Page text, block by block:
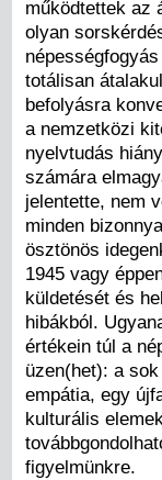
működtettek az
olyan
totálisan
befolyásra
a nemzetközi
nyelvtudás
számára
jelentette, nem
minden
ösztönös
1945 vagy
küldetését és
hibákból.
értékein túl a
üzen(het): a
empátia, egy
kulturális
figyelmünkre.